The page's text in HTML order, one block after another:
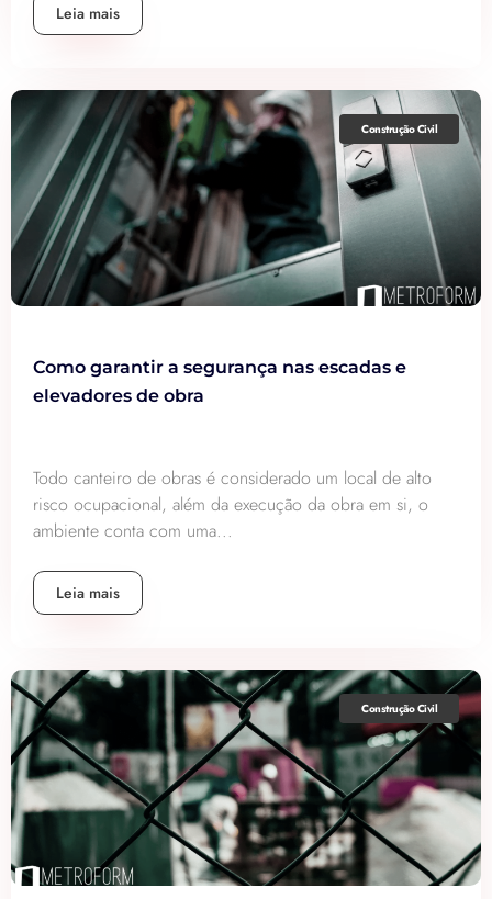
Leia mais
Construção Civil
Como garantir a segurança nas escadas e
elevadores de obra
Todo canteiro de obras é considerado um local de alto
risco ocupacional, além da execução da obra em si, o
ambiente conta com uma...
Leia mais
Construção Civil